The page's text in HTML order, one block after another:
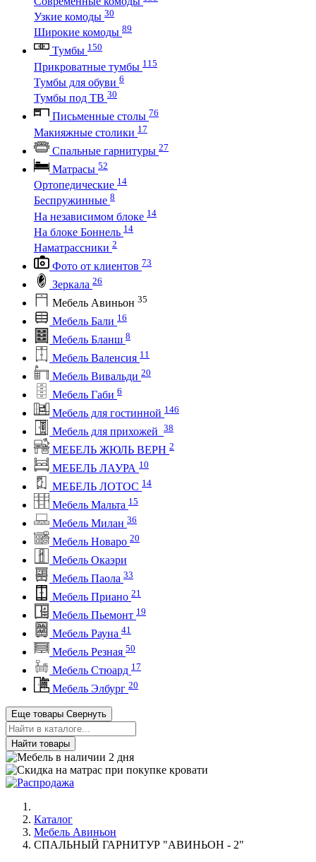
Узкие комоды 30
Широкие комоды 89
Тумбы 150
Прикроватные тумбы 115
Тумбы для обуви 6
Тумбы под ТВ 30
Письменные столы 76
Макияжные столики 17
Спальные гарнитуры 27
Матрасы 52
Ортопедические 14
Беспружинные 8
На независимом блоке 14
На блоке Боннель 14
Наматрассники 2
Фото от клиентов 73
Зеркала 26
Мебель Авиньон 35
Мебель Бали 16
Мебель Бланш 8
Мебель Валенсия 11
Мебель Вивальди 20
Мебель Габи 6
Мебель для гостинной 146
Мебель для прихожей 38
МЕБЕЛЬ ЖЮЛЬ ВЕРН 2
МЕБЕЛЬ ЛАУРА 10
МЕБЕЛЬ ЛОТОС 14
Мебель Мальта 15
Мебель Милан 36
Мебель Новаро 20
Мебель Окаэри
Мебель Паола 33
Мебель Приано 21
Мебель Пьемонт 19
Мебель Рауна 41
Мебель Резная 50
Мебель Стюард 17
Мебель Элбург 20
Еще товары Свернуть
Найти товары
Каталог
Мебель Авиньон
СПАЛЬНЫЙ ГАРНИТУР "АВИНЬОН - 2"